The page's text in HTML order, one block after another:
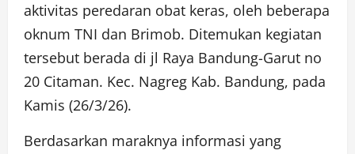
aktivitas peredaran obat keras, oleh beberapa
oknum TNI dan Brimob. Ditemukan kegiatan
tersebut berada di jl Raya Bandung-Garut no
20 Citaman. Kec. Nagreg Kab. Bandung, pada
Kamis (26/3/26).
Berdasarkan maraknya informasi yang